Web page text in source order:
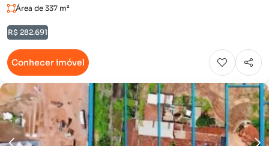
Área de 337 m²
R$ 282.691
Conhecer imóvel